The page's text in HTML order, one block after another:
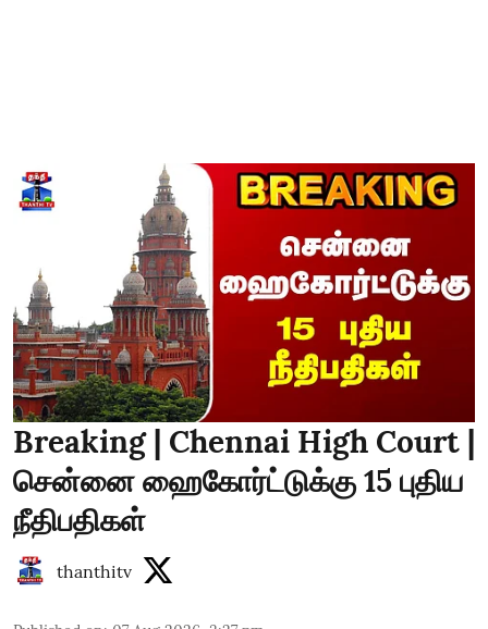
Breaking | Chennai High Court |
சென்னை ஹைகோர்ட்டுக்கு 15 புதிய
நீதிபதிகள்
thanthitv